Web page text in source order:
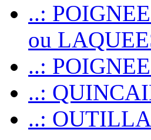
..:
ou
..:
..:
..: